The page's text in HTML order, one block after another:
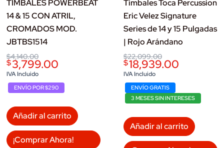
TIMBALES POWERBEAT
14 & 15 CON ATRIL,
CROMADOS MOD.
JBTBS1514
$4,140.00
Original
price
was:
$4,140.00.
$3,799.00
Current
price
is:
$3,799.00.
IVA Incluido
ENVÍO POR $290
Añadir al carrito
¡Comprar Ahora!
Timbales Toca Percussion
Eric Velez Signature
Series de 14 y 15 Pulgadas
| Rojo Arándano
$22,099.00
Original
price
was:
$22,099.00.
$18,939.00
Current
price
is:
$18,939.00.
IVA Incluido
ENVÍO GRATIS
3 MESES SIN INTERESES
Añadir al carrito